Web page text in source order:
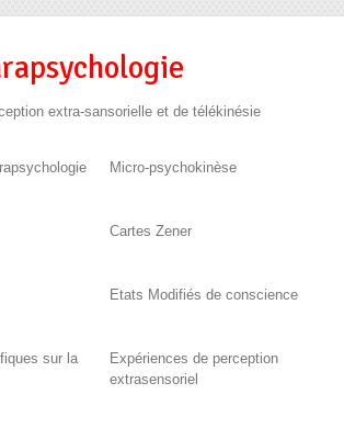
extra-sansorielle et de télékinésie
Micro-psychokinèse
Cartes Zener
Etats Modifiés de conscience
sur la
Expériences de perception
extrasensoriel